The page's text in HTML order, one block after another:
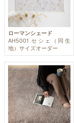
ローマンシェード
AH5001 セシェ（同生
地）サイズオーダー